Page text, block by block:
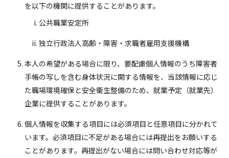
を以下の機関に提供することがあります。
公共職業安定所
独立行政法人高齢・障害・求職者雇用支援機構
本人の希望がある場合に限り、要配慮個人情報のうち障害者
手帳の写しを含む身体状況に関する情報を、当該情報に応じ
た職場環境確保と安全衛生整備のため、就業予定（就業先）
企業に提供することがあります。
個人情報を収集する項目には必須項目と任意項目に分かれて
います。必須項目に不足がある場合には再提出をお願いする
ことがあります。再提出がない場合には問い合わせ対応等が